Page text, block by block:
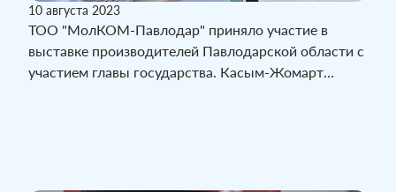
10 августа 2023
ТОО "МолКОМ-Павлодар" приняло участие в
выставке производителей Павлодарской области с
участием главы государства. Касым-Жомарт